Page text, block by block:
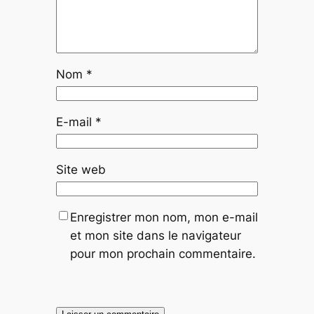
Nom *
E-mail *
Site web
Enregistrer mon nom, mon e-mail
et mon site dans le navigateur
pour mon prochain commentaire.